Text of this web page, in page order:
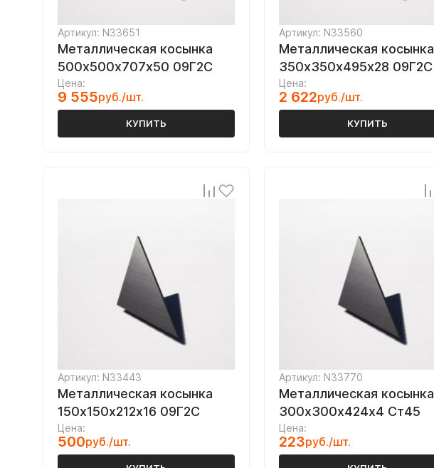
Артикул: N33651
Металлическая косынка
500х500х707х50 09Г2С
Цена:
9 555руб./шт.
КУПИТЬ
Артикул: N33560
Металлическая косынка
350х350х495х28 09Г2С
Цена:
2 622руб./шт.
КУПИТЬ
Артикул: N33443
Металлическая косынка
150х150х212х16 09Г2С
Цена:
500руб./шт.
Артикул: N33770
Металлическая косынка
300х300х424х4 Ст45
Цена:
223руб./шт.